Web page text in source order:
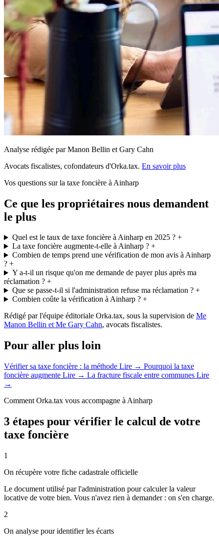
Analyse rédigée par Manon Bellin et Gary Cahn
Avocats fiscalistes, cofondateurs d'Orka.tax. En savoir plus
Vos questions sur la taxe foncière à Ainharp
Ce que les propriétaires nous demandent
le plus
Quel est le taux de taxe foncière à Ainharp en 2025 ?+
La taxe foncière augmente-t-elle à Ainharp ?+
Combien de temps prend une vérification de mon avis à Ainharp
? +
Y a-t-il un risque qu'on me demande de payer plus après ma
réclamation ? +
Que se passe-t-il si l'administration refuse ma réclamation ?+
Combien coûte la vérification à Ainharp ?+
Rédigé par l'équipe éditoriale Orka.tax, sous la supervision de Me
Manon Bellin et Me Gary Cahn, avocats fiscalistes.
Pour aller plus loin
Vérifier sa taxe foncière : la méthode Lire → Pourquoi la taxe
foncière augmente Lire → La fracture fiscale entre communes Lire
→
Comment Orka.tax vous accompagne à Ainharp
3 étapes pour vérifier le calcul de votre
taxe foncière
1
On récupère votre fiche cadastrale officielle
Le document utilisé par l'administration pour calculer la valeur
locative de votre bien. Vous n'avez rien à demander : on s'en charge.
2
On analyse pour identifier les écarts